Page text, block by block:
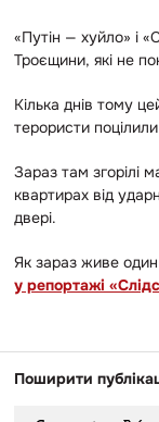
«Путін — хуйло» і
Троєщини, які не
Кілька днів тому
терористи
Зараз там згорілі
квартирах від
двері.
Як зараз живе один
у репортажі
Поширити